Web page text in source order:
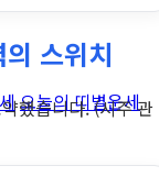
오늘의 띠별운세
스위치
했습니다. (시주 관